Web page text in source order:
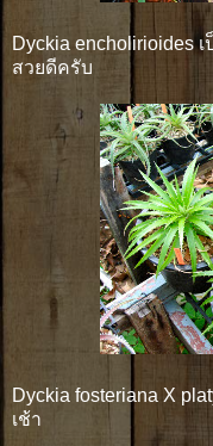
Dyckia encholirioides
สวยดีครับ
Dyckia fosteriana X
เช้า